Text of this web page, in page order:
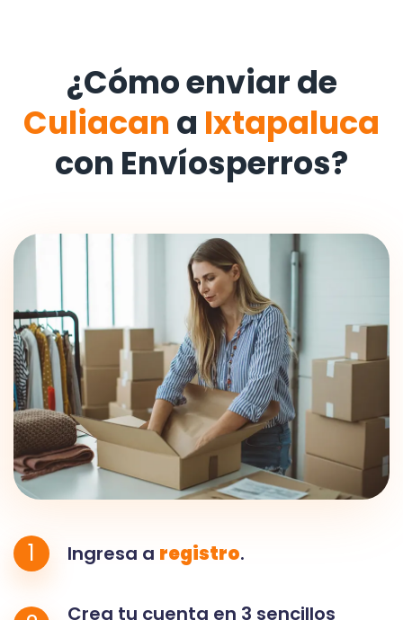
¿Cómo enviar de
Culiacan a Ixtapaluca
con Envíosperros?
1 Ingresa a registro.
Crea tu cuenta en 3 sencillos